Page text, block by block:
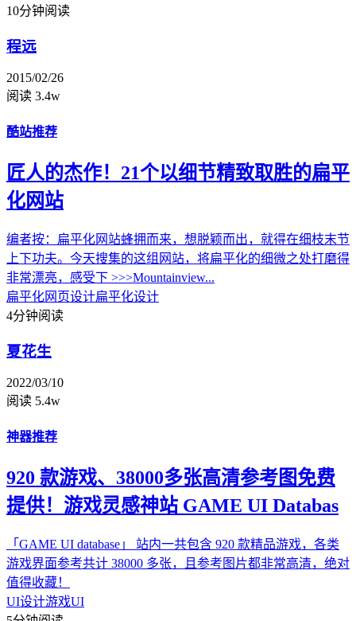
10分钟阅读
程远
2015/02/26
阅读 3.4w
酷站推荐
匠人的杰作！21个以细节精致取胜的扁平
化网站
编者按：扁平化网站蜂拥而来，想脱颖而出，就得在细枝末节
上下功夫。今天搜集的这组网站，将扁平化的细微之处打磨得
非常漂亮，感受下 >>>Mountainview...
扁平化网页设计扁平化设计
4分钟阅读
夏花生
2022/03/10
阅读 5.4w
神器推荐
920 款游戏、38000多张高清参考图免费
提供！游戏灵感神站 GAME UI Databas
「GAME UI database」 站内一共包含 920 款精品游戏，各类
游戏界面参考共计 38000 多张，且参考图片都非常高清，绝对
值得收藏！
UI设计游戏UI